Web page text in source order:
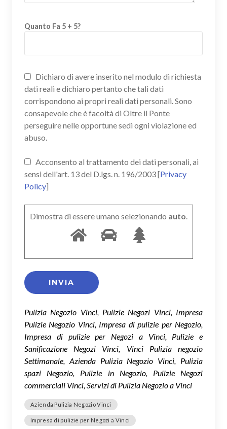
Quanto Fa 5 + 5?
Dichiaro di avere inserito nel modulo di richiesta
dati reali e dichiaro pertanto che tali dati
corrispondono ai propri reali dati personali. Sono
consapevole che è facoltà di Oltre il Ponte
perseguire nelle opportune sedi ogni violazione ed
abuso.
Acconsento al trattamento dei dati personali, ai
sensi dell'art. 13 del D.lgs. n. 196/2003 [Privacy
Policy]
Dimostra di essere umano selezionando auto
Pulizia Negozio Vinci, Pulizie Negozi Vinci, Impresa
Pulizie Negozio Vinci, Impresa di pulizie per Negozio,
Impresa di pulizie per Negozi a Vinci, Pulizie e
Sanificazione Negozi Vinci, Vinci Pulizia negozio
Settimanale, Azienda Pulizia Negozio Vinci, Pulizia
spazi Negozio, Pulizie in Negozio, Pulizie Negozi
commerciali Vinci, Servizi di Pulizia Negozio a Vinci
Azienda Pulizia Negozio Vinci
Impresa di pulizie per Negozi a Vinci